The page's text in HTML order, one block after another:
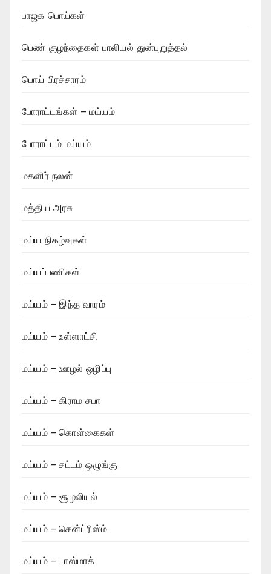
பாஜக பொய்கள்
பெண் குழந்தைகள் பாலியல் துன்புறுத்தல்
பொய் பிரச்சாரம்
போராட்டங்கள் – மய்யம்
போராட்டம் மய்யம்
மகளிர் நலன்
மத்திய அரசு
மய்ய நிகழ்வுகள்
மய்யப்பணிகள்
மய்யம் – இந்த வாரம்
மய்யம் – உள்ளாட்சி
மய்யம் – ஊழல் ஒழிப்பு
மய்யம் – கிராம சபா
மய்யம் – கொள்கைகள்
மய்யம் – சட்டம் ஒழுங்கு
மய்யம் – சூழலியல்
மய்யம் – சென்ட்ரிஸ்ம்
மய்யம் – டாஸ்மாக்